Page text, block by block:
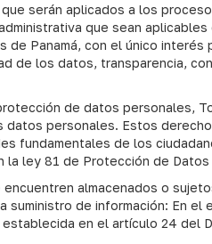
serán aplicados a los
que sean
Panamá, con el único
de los datos, transparencia,
de datos personales,
personales. Estos
fundamentales de los
ley 81 de Protección de
almacenados o
de información: En
en el artículo 24 del